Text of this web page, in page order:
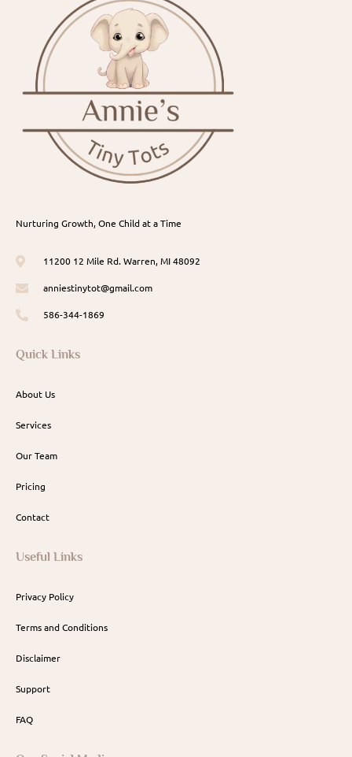
Nurturing Growth, One Child at a Time
11200 12 Mile Rd. Warren, MI 48092
anniestinytot@gmail.com
586-344-1869
Quick Links
About Us
Services
Our Team
Pricing
Contact
Useful Links
Privacy Policy
Terms and Conditions
Disclaimer
Support
FAQ